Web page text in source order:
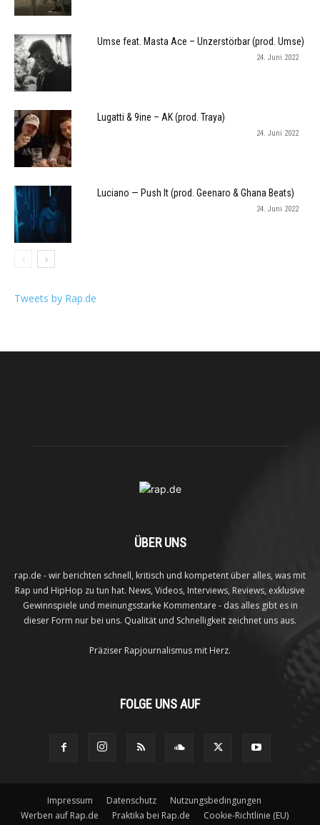
Umse feat. Masta Ace – Unzerstörbar (prod. Umse)
24. Juni 2022
Lugatti & 9ine – AK (prod. Traya)
24. Juni 2022
Luciano — Push It (prod. Geenaro & Ghana Beats)
24. Juni 2022
Tweets by Rap.de
ÜBER UNS
rap.de - wir berichten schnell, kritisch und kompetent über alles, was mit
Rap und HipHop zu tun hat. News, Videos, Interviews, Reviews, exklusive
Gewinnspiele und meinungsstarke Kommentare - das alles gibt es in
dieser Form nur bei uns. Qualität und Schnelligkeit zeichnet uns aus.
Präziser Rapjournalismus mit Herz.
FOLGE UNS AUF
Impressum Datenschutz
Nutzungsbedingungen
Werben auf Rap.de
Praktika bei Rap.de
Cookie-Richtlinie (EU)